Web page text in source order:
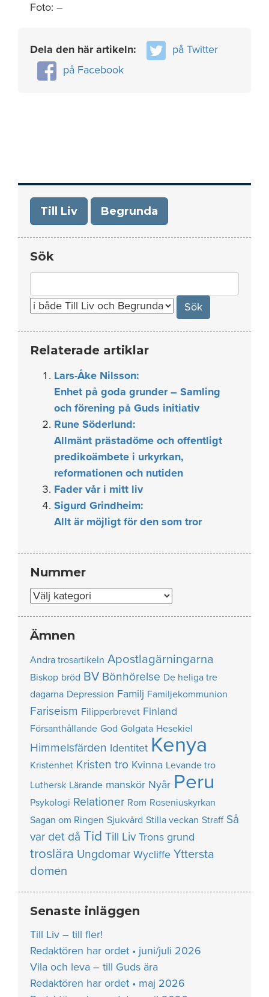
Foto: –
Dela den här artikeln:
på Twitter
på Facebook
Till Liv Begrunda
Sök
for:
Relaterade artiklar
Lars-Åke Nilsson:
Enhet på goda grunder – Samling
och förening på Guds initiativ
Rune Söderlund:
Allmänt prästadöme och offentligt
predikoämbete i urkyrkan,
reformationen och nutiden
Fader vår i mitt liv
Sigurd Grindheim:
Allt är möjligt för den som tror
Nummer
Nummer
Ämnen
Andra trosartikeln Apostlagärningarna
Biskop bröd BV Bönhörelse De heliga tre
dagarna Depression Familj Familjekommunion
Fariseism Filipperbrevet Finland
Försanthållande God Golgata Hesekiel
Himmelsfärden Identitet Kenya
Kristenhet Kristen tro Kvinna Levande tro
Luthersk Lärande manskör Nyår Peru
Psykologi Relationer Rom Roseniuskyrkan
Sagan om Ringen Sjukvård Stilla veckan Straff Så
var det då Tid Till Liv Trons grund
troslära Ungdomar Wycliffe Yttersta
domen
Senaste inläggen
Till Liv – till fler!
Redaktören har ordet • juni/juli 2026
Vila och leva – till Guds ära
Redaktören har ordet • maj 2026